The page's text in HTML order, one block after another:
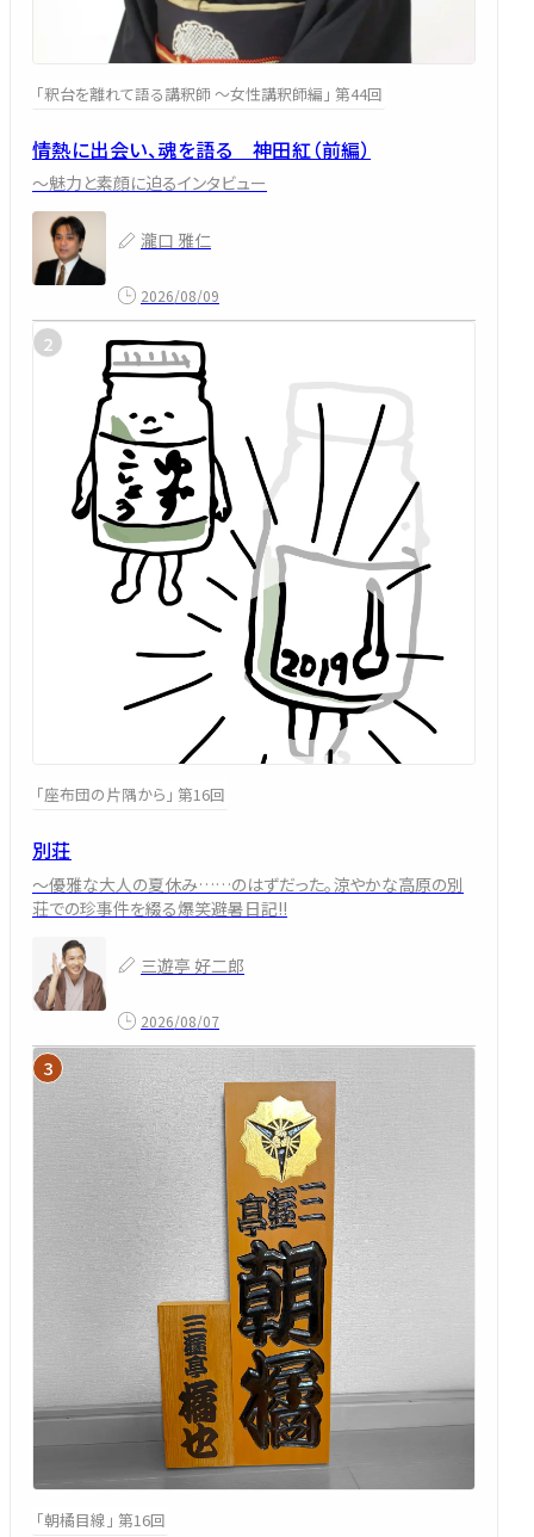
「釈台を離れて語る講釈師 ～女性講釈師編」 第44回
情熱に出会い、魂を語る 神田紅（前編）
～魅力と素顔に迫るインタビュー
瀧口 雅仁
2026/08/09
「座布団の片隅から」 第16回
別荘
～優雅な大人の夏休み……のはずだった。涼やかな高原の別
荘での珍事件を綴る爆笑避暑日記!!
三遊亭 好二郎
2026/08/07
「朝橘目線」 第16回